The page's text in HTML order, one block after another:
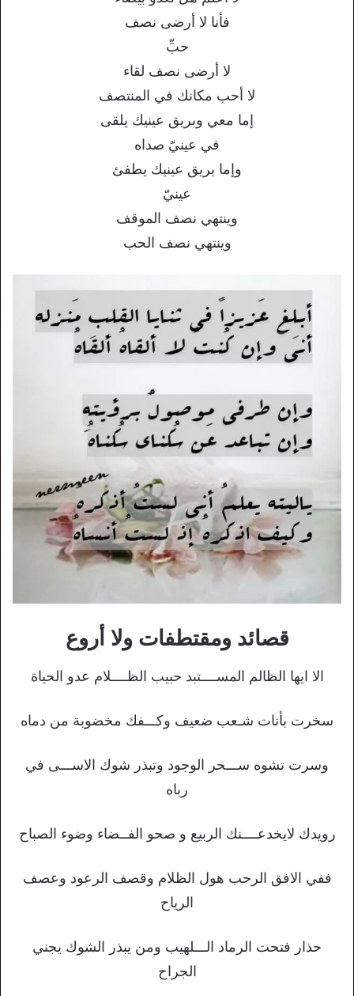
فأنا لا أرضى نصف
حبِّ
لا أرضى نصف لقاء
لا أحب مكانك في المنتصف
إما معي وبريق عينيك يلقى
في عينيّ صداه
وإما بريق عينيك يطفئ
عينيّ
وينتهي نصف الموقف
وينتهي نصف الحب
قصائد ومقتطفات ولا أروع
الا ايها الظالم المســــتبد حبيب الظــــلام عدو الحياة
سخرت بأنات شـعب ضعيف وكـــفك مخضوبة من دماه
وسرت تشوه ســـحر الوجود وتبذر شوك الاســـى في
رباه
رويدك لايخدعــــنك الربيع و صحو الفــضاء وضوء الصباح
ففي الافق الرحب هول الظلام وقصف الرعود وعصف
الرياح
حذار فتحت الرماد الـــلهيب ومن يبذر الشوك يجني
الجراح